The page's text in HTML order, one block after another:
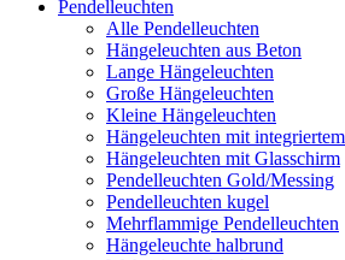
Pendelleuchten
Alle Pendelleuchten
Hängeleuchten aus Beton
Lange Hängeleuchten
Große Hängeleuchten
Kleine Hängeleuchten
Hängeleuchten mit
Hängeleuchten mit Glasschirm
Pendelleuchten Gold/Messing
Pendelleuchten kugel
Mehrflammige Pendelleuchten
Hängeleuchte halbrund